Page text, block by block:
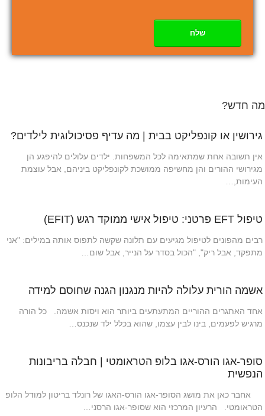
שלח
מה חדש?
גירושין או קונפליקט בבית | מה עדיף פסיכולוגית לילדים?
אין תשובה אחת שמתאימה לכל המשפחות. ילדים עלולים להיפגע הן
מגירושי ההורים והן מחשיפה ממושכת לקונפליקט ביניהם, אבל עוצמת
העימות,…
טיפול EFT פרטני: טיפול אישי ממוקד רגש (EFIT)
רבים מהפונים לטיפול מגיעים עם תלונה שקשה לתפוס אותה במילים: "אני
מתפקד, אבל ריק", "הכול בסדר על הנייר, אבל שום…
אשמה הורית עלולה להיות מנגנון הגנה שחוסם למידה
אחד האתגרים ההוריים המתעתעים ביותר הוא ויסות אשמה. כל הורה
מרגיש לפעמים, בינו לבין עצמו, שהוא בכלל ילד שנכנס…
סופר-אגו הורס-אגו בלופ הטראומטי | חבלה בריבונות
הנפשית
אחבר כאן את מושג הסופר-אגו הורס-האגו של רונלד בריטון למודל הלופ
הטראומטי. הרעיון המרכזי הוא שסופר-אגו הרסני…